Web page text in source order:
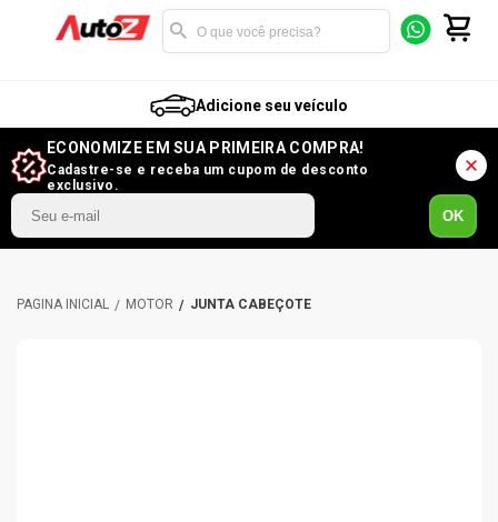
Adicione seu veículo
ECONOMIZE EM SUA PRIMEIRA COMPRA!
Cadastre-se e receba um cupom de desconto
exclusivo.
OK
MOTOR JUNTA CABEÇOTE